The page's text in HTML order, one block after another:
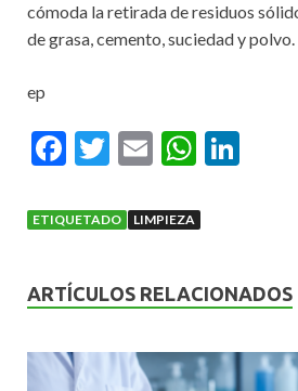
cómoda la retirada de residuos
de grasa, cemento, suciedad y polvo.
ep
F
e
o
o
k
T
itt
E
ai
W
at
A
p
p
n
ETIQUETADO LIMPIEZA
ARTÍCULOS RELACIONADOS